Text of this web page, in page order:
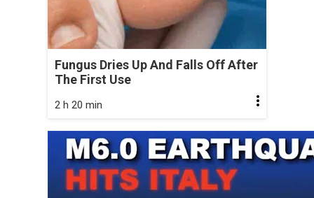
Fungus Dries Up And Falls Off After
The First Use
2 h 20 min